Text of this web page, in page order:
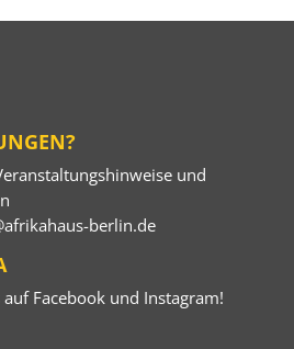
und
berlin.de
auf Facebookund Instagram!